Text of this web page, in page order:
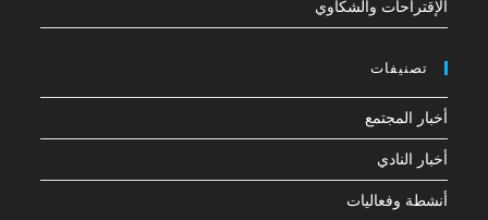
الإقتراحات والشكاوي
تصنيفات
أخبار المجتمع
أخبار النادي
أنشطة وفعاليات